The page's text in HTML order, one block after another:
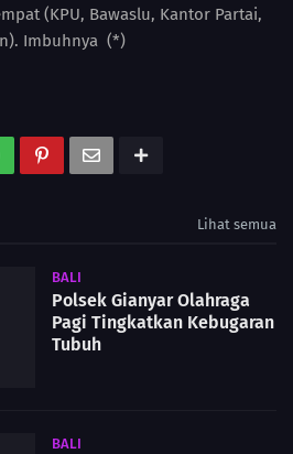
(KPU, Bawaslu, Kantor Partai,
Imbuhnya (*)
Lihat semua
BALI
Polsek Gianyar Olahraga
Pagi Tingkatkan Kebugaran
Tubuh
BALI